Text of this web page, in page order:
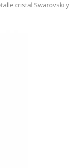
cristal Swarovski y